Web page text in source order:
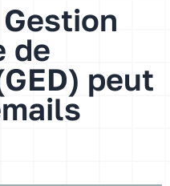
de
peut